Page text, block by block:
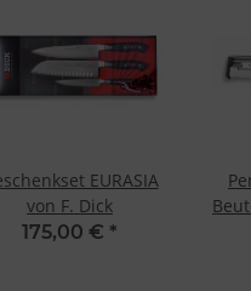
EURASIA
von F. Dick
175,00 € *